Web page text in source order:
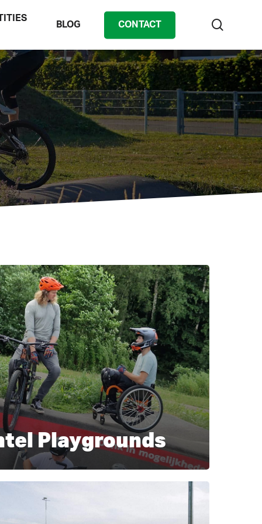
BLOG CONTACT
Playgrounds